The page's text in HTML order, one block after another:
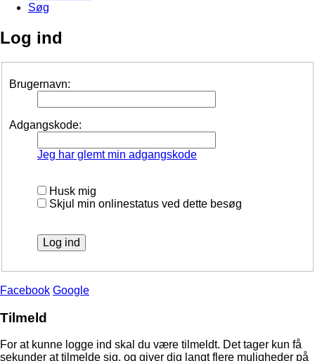
Søg
Log ind
Brugernavn:
Adgangskode:
Jeg har glemt min adgangskode
Husk mig
Skjul min onlinestatus ved dette besøg
Facebook Google
Tilmeld
For at kunne logge ind skal du være tilmeldt. Det tager kun få
sekunder at tilmelde sig, og giver dig langt flere muligheder på